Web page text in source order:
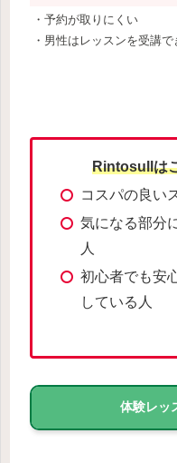
・予約が取りにくい
・男性はレッスンを受講で
Rintosullは
コスパの良い
気になる部分
人
初心者でも安
している人
体験レッ